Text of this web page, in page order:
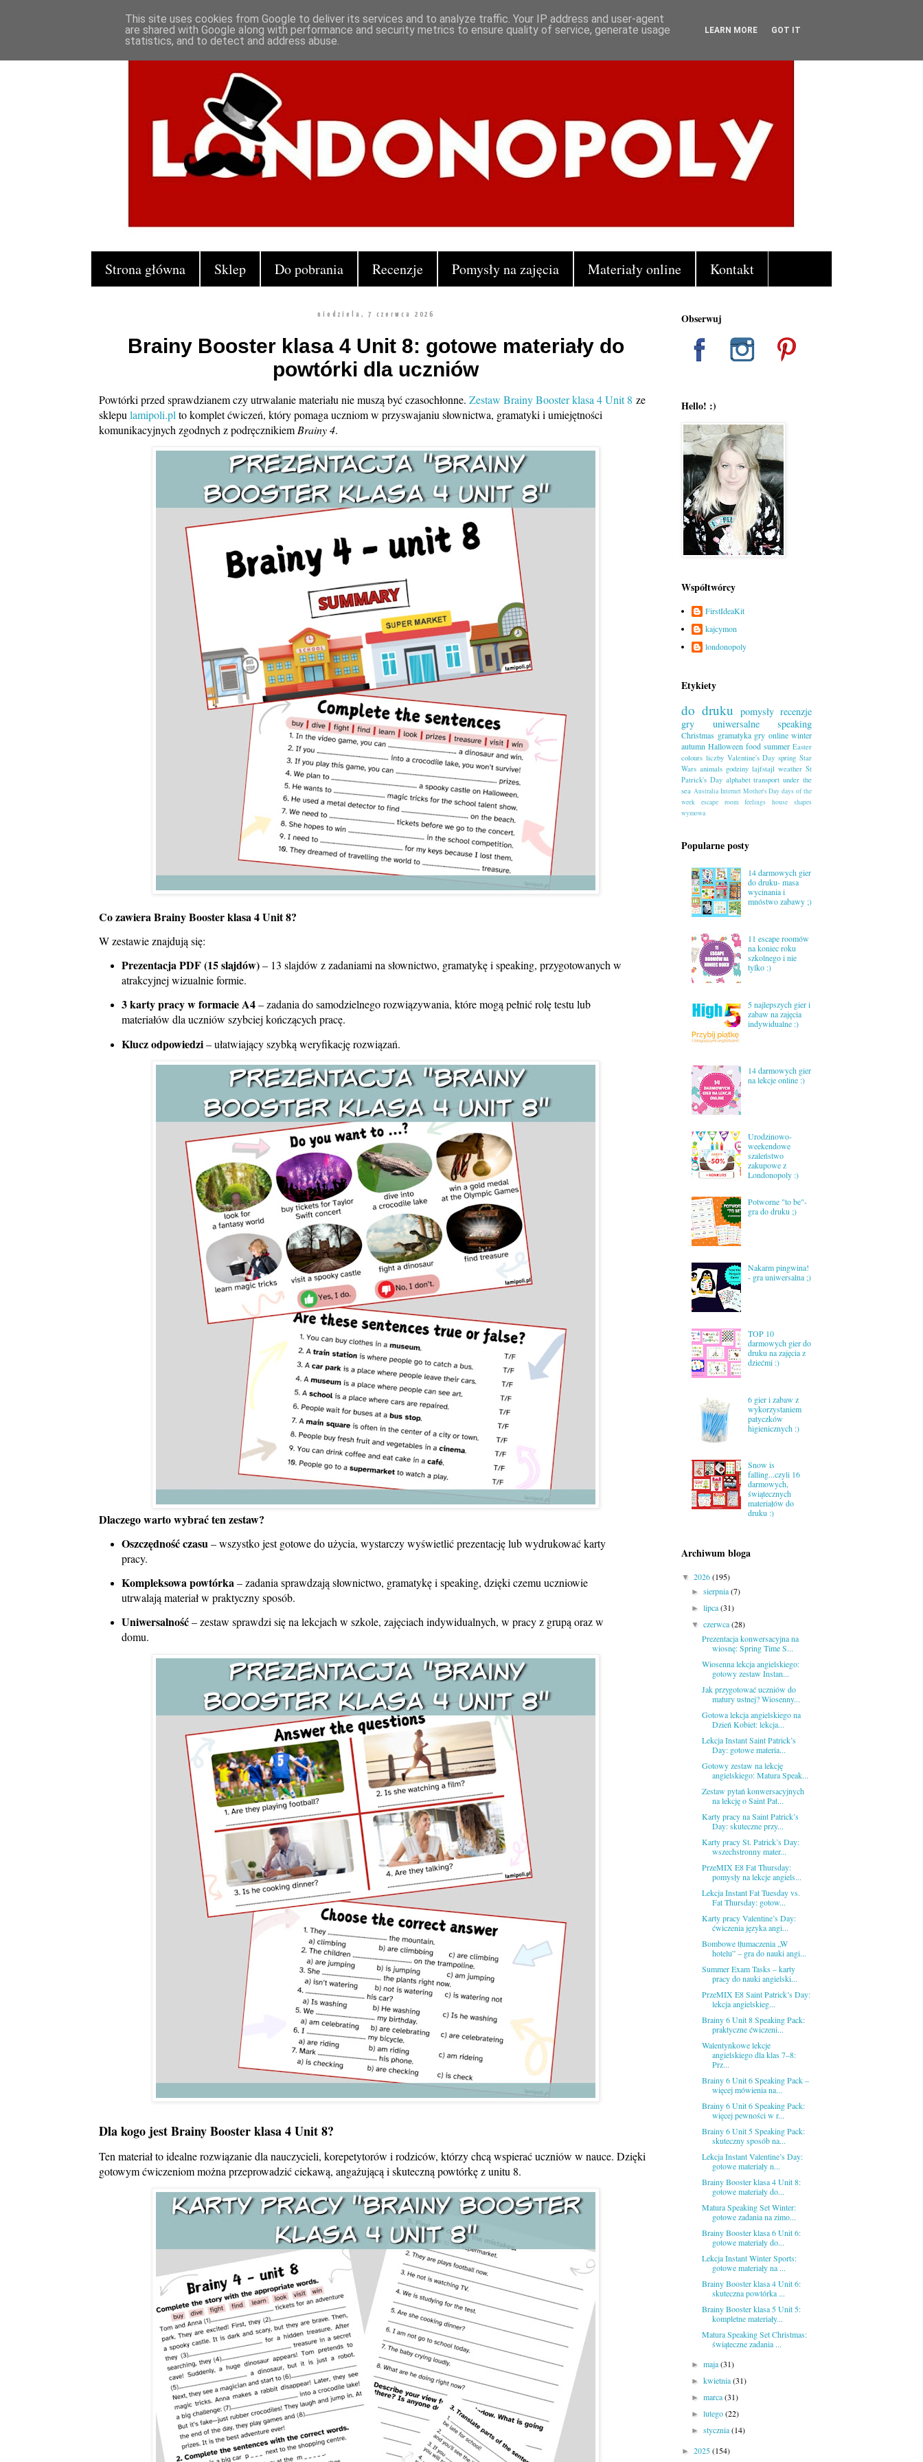
Strona główna Sklep Do pobrania Recenzje Pomysły na zajęcia Materiały online Kontakt
niedziela, 7 czerwca 2026
Brainy Booster klasa 4 Unit 8: gotowe materiały do
powtórki dla uczniów
Powtórki przed sprawdzianem czy utrwalanie materiału nie muszą być czasochłonne. Zestaw Brainy Booster klasa 4 Unit 8 ze
sklepu lamipoli.pl to komplet ćwiczeń, który pomaga uczniom w przyswajaniu słownictwa, gramatyki i umiejętności
komunikacyjnych zgodnych z podręcznikiem Brainy 4.
Co zawiera Brainy Booster klasa 4 Unit 8?
W zestawie znajdują się:
Prezentacja PDF (15 slajdów)– 13 slajdów z zadaniami na słownictwo, gramatykę i speaking, przygotowanych w
atrakcyjnej wizualnie formie.
3 karty pracy w formacie A4– zadania do samodzielnego rozwiązywania, które mogą pełnić rolę testu lub
materiałów dla uczniów szybciej kończących pracę.
Klucz odpowiedzi– ułatwiający szybką weryfikację rozwiązań.
Dlaczego warto wybrać ten zestaw?
Oszczędność czasu– wszystko jest gotowe do użycia, wystarczy wyświetlić prezentację lub wydrukować karty
pracy.
Kompleksowa powtórka– zadania sprawdzają słownictwo, gramatykę i speaking, dzięki czemu uczniowie
utrwalają materiał w praktyczny sposób.
Uniwersalność– zestaw sprawdzi się na lekcjach w szkole, zajęciach indywidualnych, w pracy z grupą oraz w
domu.
Dla kogo jest Brainy Booster klasa 4 Unit 8?
Ten materiał to idealne rozwiązanie dla nauczycieli, korepetytorów i rodziców, którzy chcą wspierać uczniów w nauce. Dzięki
gotowym ćwiczeniom można przeprowadzić ciekawą, angażującą i skuteczną powtórkę z unitu 8.
Obserwuj
Hello! :)
Współtwórcy
FirstIdeaKit
kajcymon
londonopoly
Etykiety
do druku pomysły recenzje
gry uniwersalne
speaking
Christmas gramatyka gry online winter
autumn Halloween food summer Easter
colours liczby Valentine's Day spring Star
Wars animals godziny lajfstajl weather St
Patrick's Day alphabet transport under the
sea Australia Internet Mother's Day days of the
week
escape room feelings house
shapes
wymowa
Popularne posty
14 darmowych gier
do druku- masa
wycinania i
mnóstwo zabawy ;)
11 escape roomów
na koniec roku
szkolnego i nie
tylko :)
5 najlepszych gier i
zabaw na zajęcia
indywidualne :)
14 darmowych gier
na lekcje online :)
Urodzinowo-
weekendowe
szaleństwo
zakupowe z
Londonopoly :)
Potworne "to be"-
gra do druku ;)
Nakarm pingwina!
- gra uniwersalna ;)
TOP 10
darmowych gier do
druku na zajęcia z
dziećmi :)
6 gier i zabaw z
wykorzystaniem
patyczków
higienicznych :)
Snow is
falling...czyli 16
darmowych,
świątecznych
materiałów do
druku :)
Archiwum bloga
▼ 2026(195)
►sierpnia(7)
►lipca(31)
▼czerwca(28)
Prezentacja konwersacyjna na
wiosnę: Spring Time S...
Wiosenna lekcja angielskiego:
gotowy zestaw Instan...
Jak przygotować uczniów do
matury ustnej? Wiosenny...
Gotowa lekcja angielskiego na
Dzień Kobiet: lekcja...
Lekcja Instant Saint Patrick’s
Day: gotowe materia...
Gotowy zestaw na lekcję
angielskiego: Matura Speak...
Zestaw pytań konwersacyjnych
na lekcję o Saint Pat...
Karty pracy na Saint Patrick’s
Day: skuteczne przy...
Karty pracy St. Patrick’s Day:
wszechstronny mater...
PrzeMIX E8 Fat Thursday:
pomysły na lekcje angiels...
Lekcja Instant Fat Tuesday vs.
Fat Thursday: gotow...
Karty pracy Valentine’s Day:
ćwiczenia języka angi...
Bombowe tłumaczenia „W
hotelu” – gra do nauki angi...
Summer Exam Tasks – karty
pracy do nauki angielski...
PrzeMIX E8 Saint Patrick’s Day:
lekcja angielskieg...
Brainy 6 Unit 8 Speaking Pack:
praktyczne ćwiczeni...
Walentynkowe lekcje
angielskiego dla klas 7–8:
Prz...
Brainy 6 Unit 6 Speaking Pack –
więcej mówienia na...
Brainy 6 Unit 6 Speaking Pack:
więcej pewności w r...
Brainy 6 Unit 5 Speaking Pack:
skuteczny sposób na...
Lekcja Instant Valentine’s Day:
gotowe materiały n...
Brainy Booster klasa 4 Unit 8:
gotowe materiały do...
Matura Speaking Set Winter:
gotowe zadania na zimo...
Brainy Booster klasa 6 Unit 6:
gotowe materiały do...
Lekcja Instant Winter Sports:
gotowe materiały na ...
Brainy Booster klasa 4 Unit 6:
skuteczna powtórka ...
Brainy Booster klasa 5 Unit 5:
kompletne materiały...
Matura Speaking Set Christmas:
świąteczne zadania ...
►maja(31)
►kwietnia(31)
►marca(31)
►lutego(22)
►stycznia(14)
► 2025(154)
This site uses cookies from Google to deliver its services and to analyze traffic. Your IP address and user-agent
are shared with Google along with performance and security metrics to ensure quality of service, generate usage
statistics, and to detect and address abuse.
LEARN MORE GOT IT